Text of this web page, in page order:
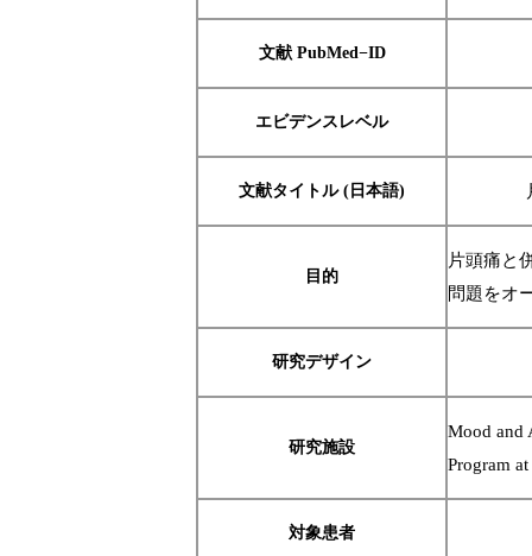
文献 PubMed−ID
エビデンスレベル
文献タイトル (日本語)
目的
片頭痛と
問題をオ
研究デザイン
研究施設
Mood and
Program
対象患者